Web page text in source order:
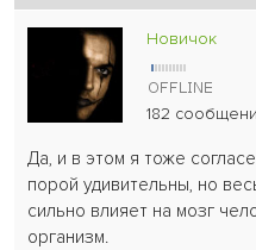
Новичок
182
Да, и в этом я тоже
порой удивительны, но
сильно влияет на мозг
организм.